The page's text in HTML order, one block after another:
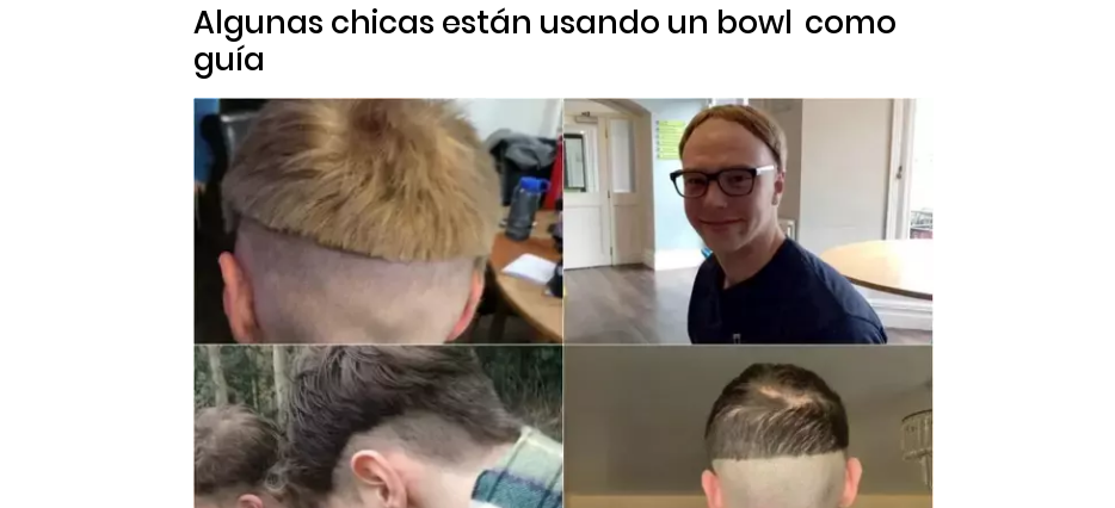
Algunas chicas están usando un bowl como
guía